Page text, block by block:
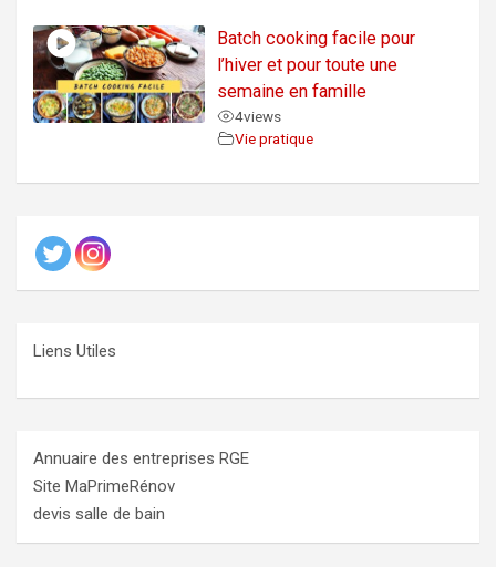
Batch cooking facile pour
l’hiver et pour toute une
semaine en famille
4views
Vie pratique
Liens Utiles
Annuaire des entreprises RGE
Site MaPrimeRénov
devis salle de bain